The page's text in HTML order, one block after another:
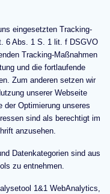
eingesetzten Tracking-
6 Abs. 1 S. 1 lit. f DSGVO
Tracking-Maßnahmen
und die fortlaufende
Zum anderen setzen wir
unserer Webseite
Optimierung unseres
sind als berechtigt im
anzusehen.
Datenkategorien sind aus
zu entnehmen.
1&1 WebAnalytics,